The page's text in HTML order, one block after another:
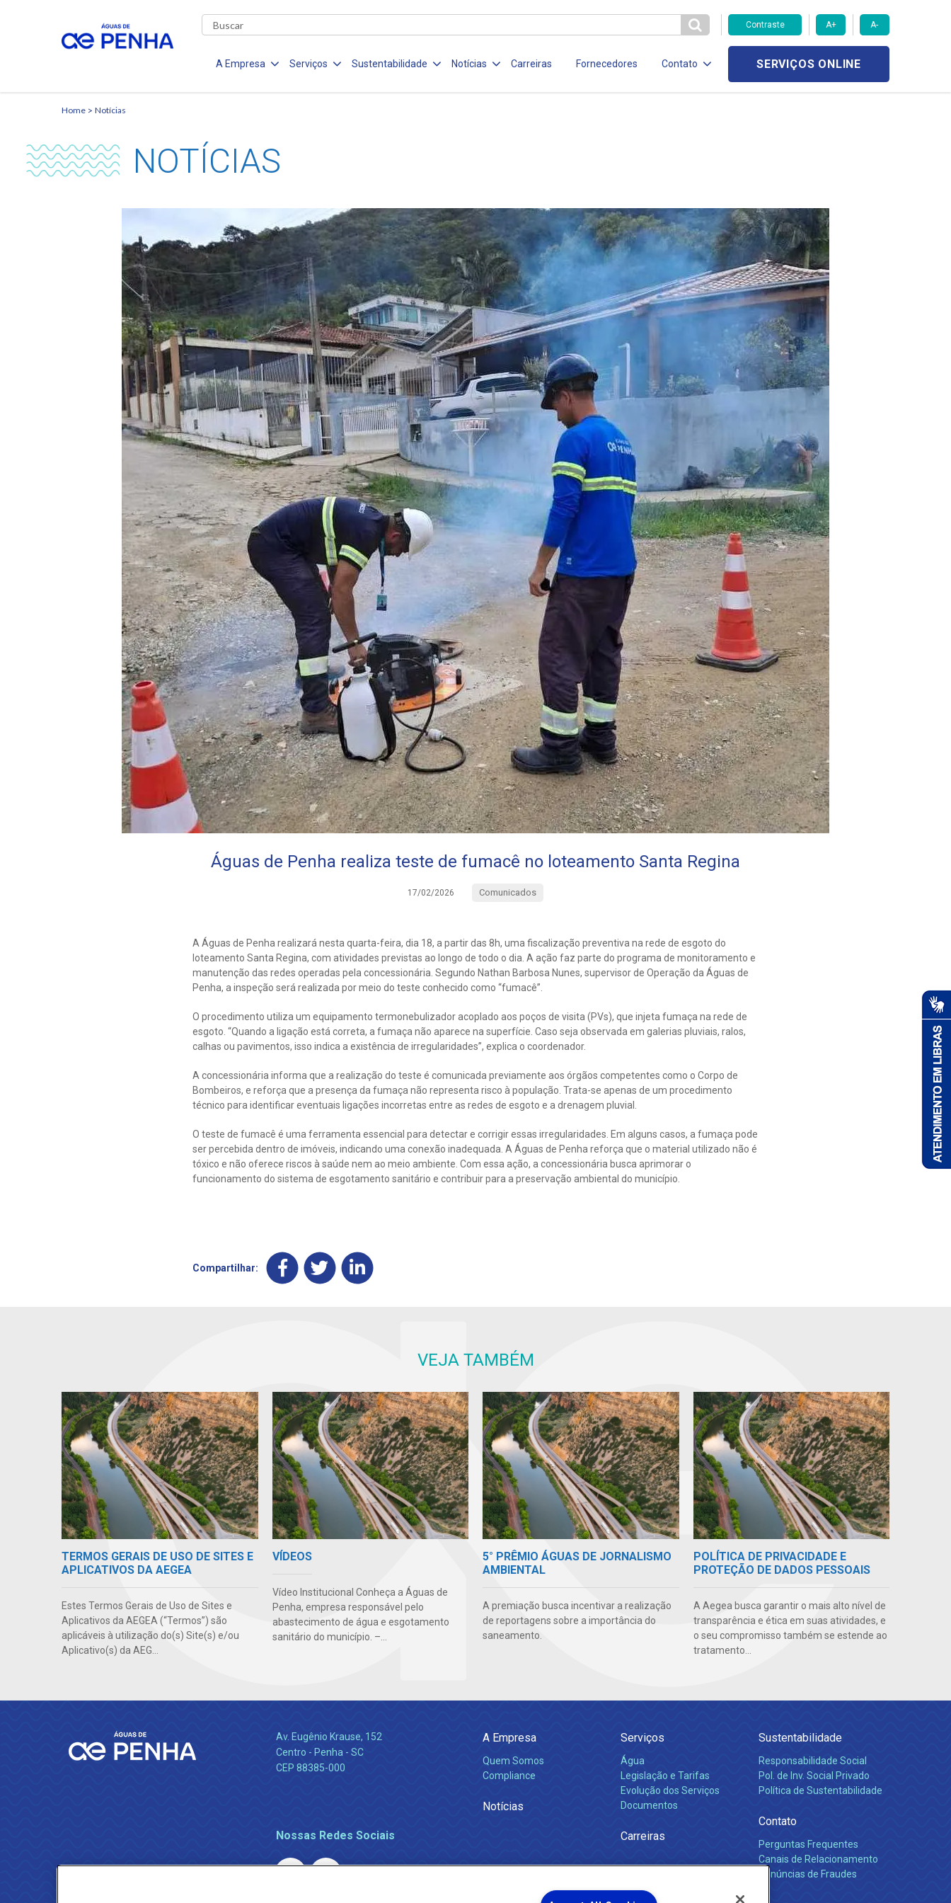
Contraste A+ A-
A Empresa Serviços Sustentabilidade Notícias Carreiras Fornecedores Contato SERVIÇOS ONLINE
Home Notícias
NOTÍCIAS
Águas de Penha realiza teste de fumacê no loteamento Santa Regina
17/02/2026 Comunicados
A Águas de Penha realizará nesta quarta-feira, dia 18, a partir das 8h, uma fiscalização preventiva na rede de esgoto do
loteamento Santa Regina, com atividades previstas ao longo de todo o dia. A ação faz parte do programa de monitoramento e
manutenção das redes operadas pela concessionária. Segundo Nathan Barbosa Nunes, supervisor de Operação da Águas de
Penha, a inspeção será realizada por meio do teste conhecido como “fumacê”.
O procedimento utiliza um equipamento termonebulizador acoplado aos poços de visita (PVs), que injeta fumaça na rede de
esgoto. “Quando a ligação está correta, a fumaça não aparece na superfície. Caso seja observada em galerias pluviais, ralos,
calhas ou pavimentos, isso indica a existência de irregularidades”, explica o coordenador.
A concessionária informa que a realização do teste é comunicada previamente aos órgãos competentes como o Corpo de
Bombeiros, e reforça que a presença da fumaça não representa risco à população. Trata-se apenas de um procedimento
técnico para identificar eventuais ligações incorretas entre as redes de esgoto e a drenagem pluvial.
O teste de fumacê é uma ferramenta essencial para detectar e corrigir essas irregularidades. Em alguns casos, a fumaça pode
ser percebida dentro de imóveis, indicando uma conexão inadequada. A Águas de Penha reforça que o material utilizado não é
tóxico e não oferece riscos à saúde nem ao meio ambiente. Com essa ação, a concessionária busca aprimorar o
funcionamento do sistema de esgotamento sanitário e contribuir para a preservação ambiental do município.
Compartilhar:
VEJA TAMBÉM
TERMOS GERAIS DE USO DE SITES E
APLICATIVOS DA AEGEA
Estes Termos Gerais de Uso de Sites e
Aplicativos da AEGEA (“Termos”) são
aplicáveis à utilização do(s) Site(s) e/ou
Aplicativo(s) da AEG...
VÍDEOS
Vídeo Institucional Conheça a Águas de
Penha, empresa responsável pelo
abastecimento de água e esgotamento
sanitário do município. –...
5° PRÊMIO ÁGUAS DE JORNALISMO
AMBIENTAL
A premiação busca incentivar a realização
de reportagens sobre a importância do
saneamento.
POLÍTICA DE PRIVACIDADE E
PROTEÇÃO DE DADOS PESSOAIS
A Aegea busca garantir o mais alto nível de
transparência e ética em suas atividades, e
o seu compromisso também se estende ao
tratamento...
Av. Eugênio Krause, 152
Centro - Penha - SC
CEP 88385-000
Nossas Redes Sociais
A Empresa
Quem Somos
Compliance
Notícias
Serviços
Água
Legislação e Tarifas
Evolução dos Serviços
Documentos
Carreiras
Sustentabilidade
Responsabilidade Social
Pol. de Inv. Social Privado
Política de Sustentabilidade
Contato
Perguntas Frequentes
Canais de Relacionamento
Denúncias de Fraudes